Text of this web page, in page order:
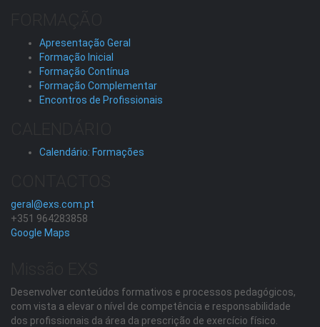
Apresentação Geral
Formação Inicial
Formação Contínua
Formação Complementar
Encontros de Profissionais
Calendário: Formações
geral@exs.com.pt
+351 964283858
Google Maps
Desenvolver conteúdos formativos e processos pedagógicos,
com vista a elevar o nível de competência e responsabilidade
dos profissionais da área da prescrição de exercício físico.